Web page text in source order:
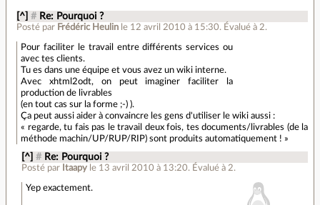
[^] # Re: Pourquoi ?
Posté par Frédéric Heulin le 12 avril 2010 à 15:30. Évalué à 2.
Pour faciliter le travail entre différents services ou
avec tes clients.
Tu es dans une équipe et vous avez un wiki interne.
Avec xhtml2odt, on peut imaginer faciliter la
production de livrables
(en tout cas sur la forme ;-) ).
Ça peut aussi aider à convaincre les gens d'utiliser le wiki aussi :
« regarde, tu fais pas le travail deux fois, tes documents/livrables (de la
méthode machin/UP/RUP/RIP) sont produits automatiquement ! »
[^] # Re: Pourquoi ?
Posté par Itaapy le 13 avril 2010 à 13:20. Évalué à 2.
Yep exactement.